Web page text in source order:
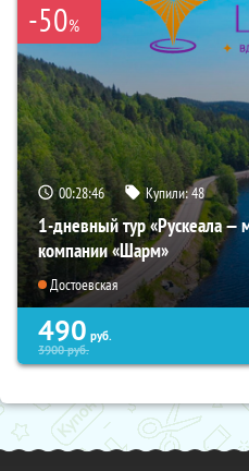
-50%
00:28:45 Купили:48
1-дневный тур «Рускеала —
компании «Шарм»
Достоевская
490 руб.
3900руб.